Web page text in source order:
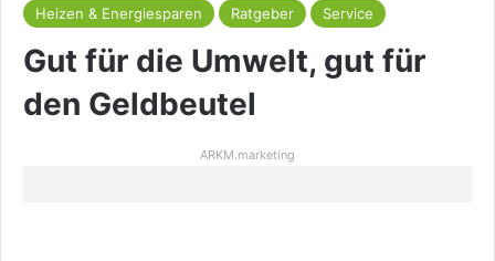
Heizen & Energiesparen Ratgeber Service
Gut für die Umwelt, gut für
den Geldbeutel
ARKM.marketing